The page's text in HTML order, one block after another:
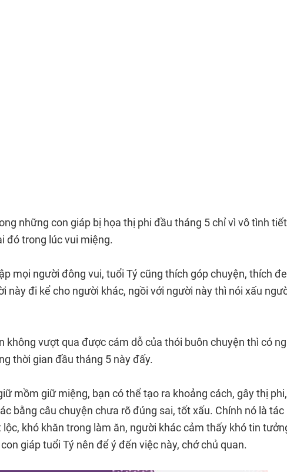
những con giáp bị họa thị phi đầu tháng 5 chỉ vì vô tình
đó trong lúc vui miệng.
mọi người đông vui, tuổi Tý cũng thích góp chuyện, thích
này đi kể cho người khác, ngồi với người này thì nói xấu
không vượt qua được cám dỗ của thói buôn chuyện thì có
thời gian đầu tháng 5 này đấy.
mồm giữ miệng, bạn có thể tạo ra khoảng cách, gây thị
bằng câu chuyện chưa rõ đúng sai, tốt xấu. Chính nó là tác
lộc, khó khăn trong làm ăn, người khác cảm thấy khó tin
giáp tuổi Tý nên để ý đến việc này, chớ chủ quan.